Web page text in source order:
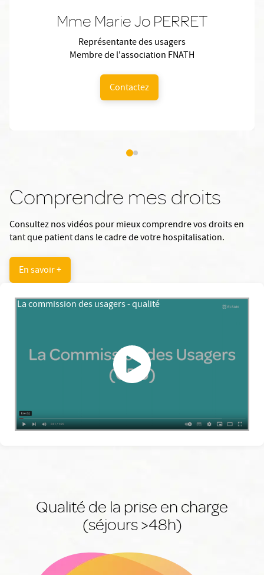
Mme Marie Jo PERRET
Représentante des usagers
Membre de l'association FNATH
Contactez
La commission des usagers - qualité
Comprendre mes droits
Consultez nos vidéos pour mieux comprendre vos droits en
tant que patient dans le cadre de votre hospitalisation.
En savoir +
Qualité de la prise en charge
(séjours >48h)